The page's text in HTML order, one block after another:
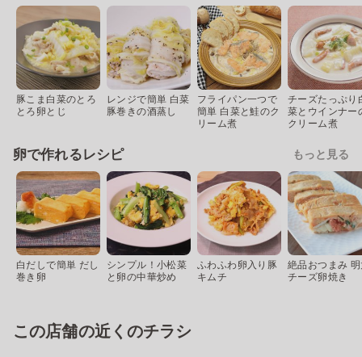
豚こま白菜のとろ
とろ卵とじ
レンジで簡単 白菜
豚巻きの酒蒸し
フライパン一つで
簡単 白菜と鮭のク
リーム煮
チーズたっぷり
菜とウインナー
クリーム煮
卵で作れるレシピ もっと見る
白だしで簡単 だし
巻き卵
シンプル！小松菜
と卵の中華炒め
ふわふわ卵入り豚
キムチ
絶品おつまみ
チーズ卵焼き
この店舗の近くのチラシ